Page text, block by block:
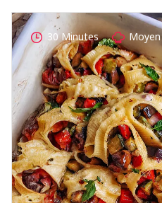
30 Minutes Moyen